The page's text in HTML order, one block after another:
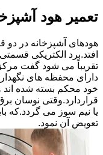
تعمیر هود
هودهای آشپزخانه در دو
افتد.برد الکتریکی
تقریباً می شود گفت
دارای محفظه های
خود محکم بسته شده
قراردارد.وقتی نوسان
یا نیم سوز می گردد.که
تعویض آن نمود.